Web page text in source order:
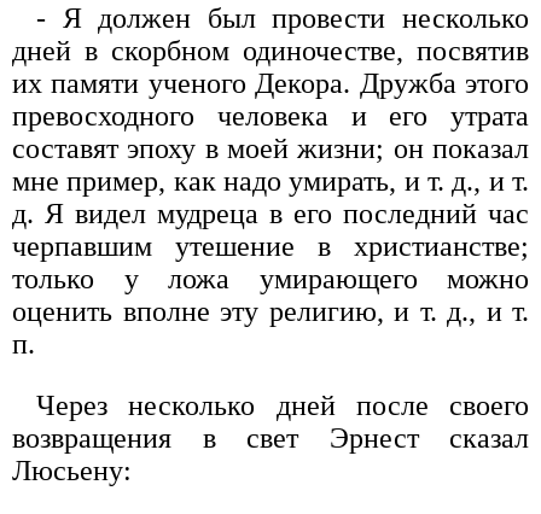
- Я должен был провести несколько
дней в скорбном одиночестве, посвятив
их памяти ученого Декора. Дружба этого
превосходного человека и его утрата
составят эпоху в моей жизни; он показал
мне пример, как надо умирать, и т. д., и т.
д. Я видел мудреца в его последний час
черпавшим утешение в христианстве;
только у ложа умирающего можно
оценить вполне эту религию, и т. д., и т.
п.
Через несколько дней после своего
возвращения в свет Эрнест сказал
Люсьену: